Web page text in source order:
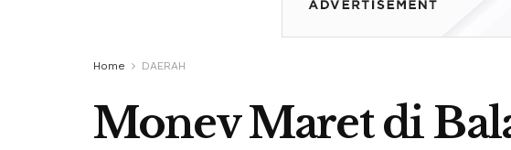
Home DAERAH
Monev Maret di